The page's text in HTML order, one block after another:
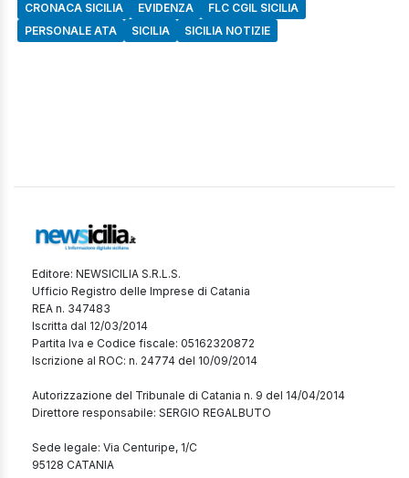
CRONACA SICILIA
EVIDENZA
FLC CGIL SICILIA
PERSONALE ATA
SICILIA SICILIA NOTIZIE
Editore: NEWSICILIA S.R.L.S.
Ufficio Registro delle Imprese di Catania
REA n. 347483
Iscritta dal 12/03/2014
Partita Iva e Codice fiscale: 05162320872
Iscrizione al ROC: n. 24774 del 10/09/2014
Autorizzazione del Tribunale di Catania n. 9 del 14/04/2014
Direttore responsabile: SERGIO REGALBUTO
Sede legale: Via Centuripe, 1/C
95128 CATANIA